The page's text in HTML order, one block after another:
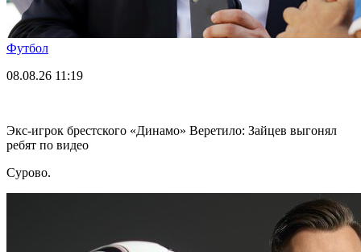
Футбол
08.08.26 11:19
Экс-игрок брестского «Динамо» Веретило: Зайцев выгонял
ребят по видео
Сурово.